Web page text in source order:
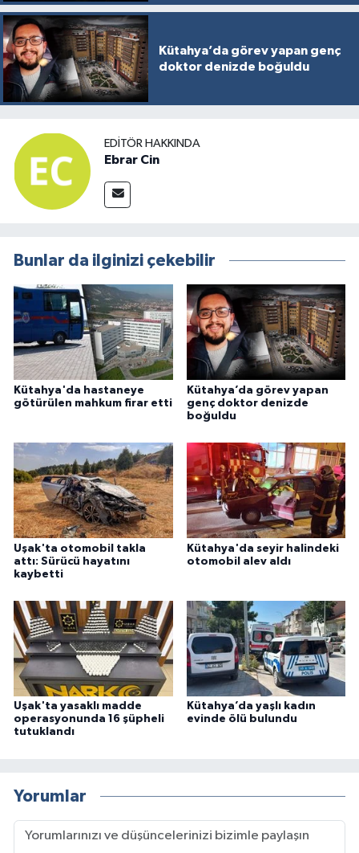
Kütahya’da görev yapan genç
doktor denizde boğuldu
EDITÖR HAKKINDA
Ebrar Cin
Bunlar da ilginizi çekebilir
Kütahya'da hastaneye
götürülen mahkum firar etti
Kütahya’da görev yapan
genç doktor denizde
boğuldu
Uşak'ta otomobil takla
attı: Sürücü hayatını
kaybetti
Kütahya'da seyir halindeki
otomobil alev aldı
Uşak'ta yasaklı madde
operasyonunda 16 şüpheli
tutuklandı
Kütahya’da yaşlı kadın
evinde ölü bulundu
Yorumlar